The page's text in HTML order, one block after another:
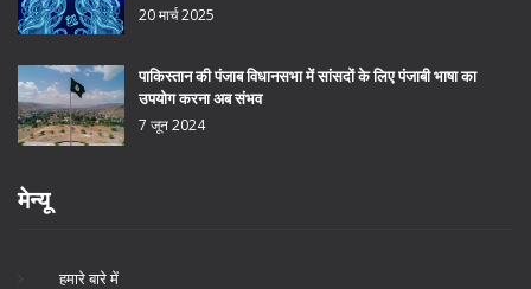
20 मार्च 2025
पाकिस्तान की पंजाब विधानसभा में सांसदों के लिए पंजाबी भाषा का
उपयोग करना अब संभव
7 जून 2024
मेन्यू
हमारे बारे में